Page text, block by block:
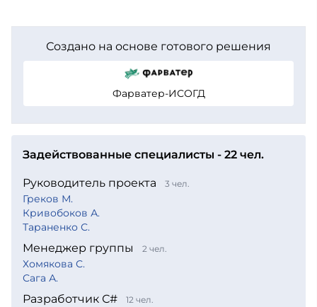
Создано на основе готового решения
Фарватер-ИСОГД
Задействованные специалисты - 22 чел.
Руководитель проекта 3 чел.
Греков М.
Кривобоков А.
Тараненко С.
Менеджер группы 2 чел.
Хомякова С.
Сага А.
Разработчик С# 12 чел.